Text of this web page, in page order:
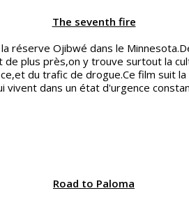
The seventh fire
réserve Ojibwé dans le
de plus près,on y trouve surtout la
du trafic de drogue.Ce film suit
vivent dans un état d'urgence
Road to Paloma